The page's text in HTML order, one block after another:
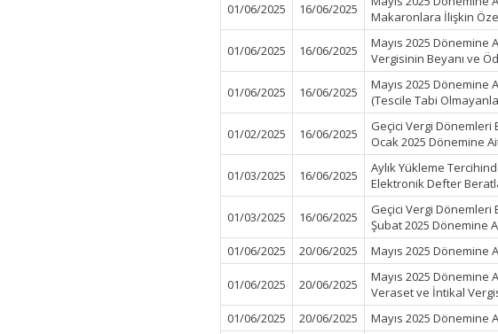
01/06/2025 16/06/2025
Makaronlara İlişkin
01/06/2025 16/06/2025
Mayıs 2025 Dönemine
Vergisinin Beyanı ve
01/06/2025 16/06/2025
Mayıs 2025 Dönemine
(Tescile Tabi
01/02/2025 16/06/2025
Geçici Vergi Dönemleri
Ocak 2025 Dönemine
01/03/2025 16/06/2025
Aylık Yükleme
Elektronik Defter
01/03/2025 16/06/2025
Geçici Vergi Dönemleri
Şubat 2025 Dönemine
01/06/2025
20/06/2025 Mayıs 2025 Dönemine
01/06/2025 20/06/2025
Mayıs 2025 Dönemine
Veraset ve İntikal
01/06/2025
20/06/2025 Mayıs 2025 Dönemine